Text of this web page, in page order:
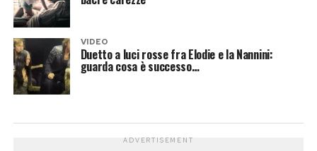
VIDEO
Duetto a luci rosse fra Elodie e la Nannini:
guarda cosa è successo…
ADVERTISEMENT